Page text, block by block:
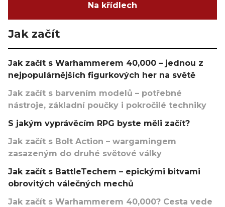
Na křídlech
Jak začít
Jak začít s Warhammerem 40,000 – jednou z
nejpopulárnějších figurkových her na světě
Jak začít s barvením modelů – potřebné
nástroje, základní poučky i pokročilé techniky
S jakým vyprávěcím RPG byste měli začít?
Jak začít s Bolt Action – wargamingem
zasazeným do druhé světové války
Jak začít s BattleTechem – epickými bitvami
obrovitých válečných mechů
Jak začít s Warhammerem 40,000? Cesta vede